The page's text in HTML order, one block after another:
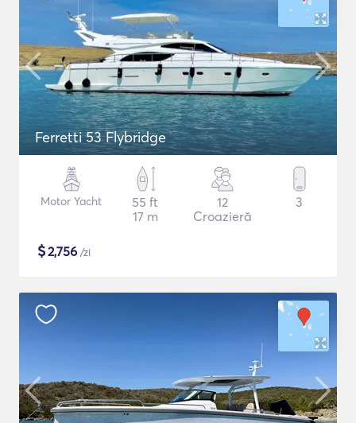
Ferretti 53 Flybridge
Motor Yacht
55 ft
17 m
12
Croazieră
3
$2,756 /zi